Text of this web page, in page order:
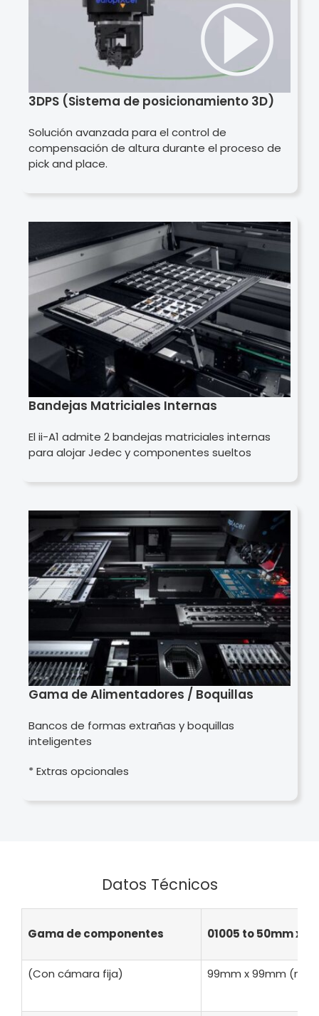
3DPS (Sistema de posicionamiento 3D)
Solución avanzada para el control de
compensación de altura durante el proceso de
pick and place.
Bandejas Matriciales Internas
El ii-A1 admite 2 bandejas matriciales internas
para alojar Jedec y componentes sueltos
Gama de Alimentadores / Boquillas
Bancos de formas extrañas y boquillas
inteligentes
* Extras opcionales
Datos Técnicos
Gama de componentes 01005 to 50mm x
(Con cámara fija) 99mm x 99mm